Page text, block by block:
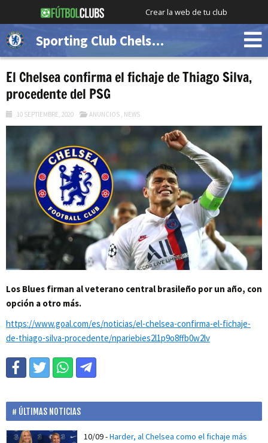
Crear la web de tu club
Sporting Club Chelsea (Demo)
El Chelsea confirma el fichaje de Thiago Silva,
procedente del PSG
10 SEPTIEMBRE, 2020 ANUNCIOS , NEWS
Los Blues firman al veterano central brasileño por un año, con
opción a otro más.
https://www.goal.com/es/noticias/el-chelsea-confirma-el-fichaje-
de-thiago-silva-procedente/npariebies2l1p9o8ffb0w2lv
ÚLTIMAS NOTICIAS
10/09-Harder, al Chelsea como el fichaje más